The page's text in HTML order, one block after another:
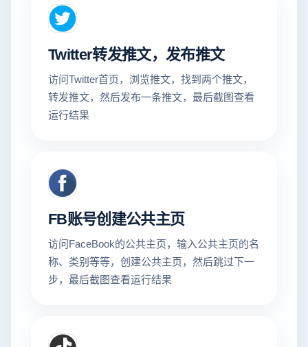
Twitter转发推文，发布推文
访问Twitter首页，浏览推文，找到两个推文，
转发推文，然后发布一条推文，最后截图查看
运行结果
FB账号创建公共主页
访问FaceBook的公共主页，输入公共主页的名
称、类别等等，创建公共主页，然后跳过下一
步，最后截图查看运行结果